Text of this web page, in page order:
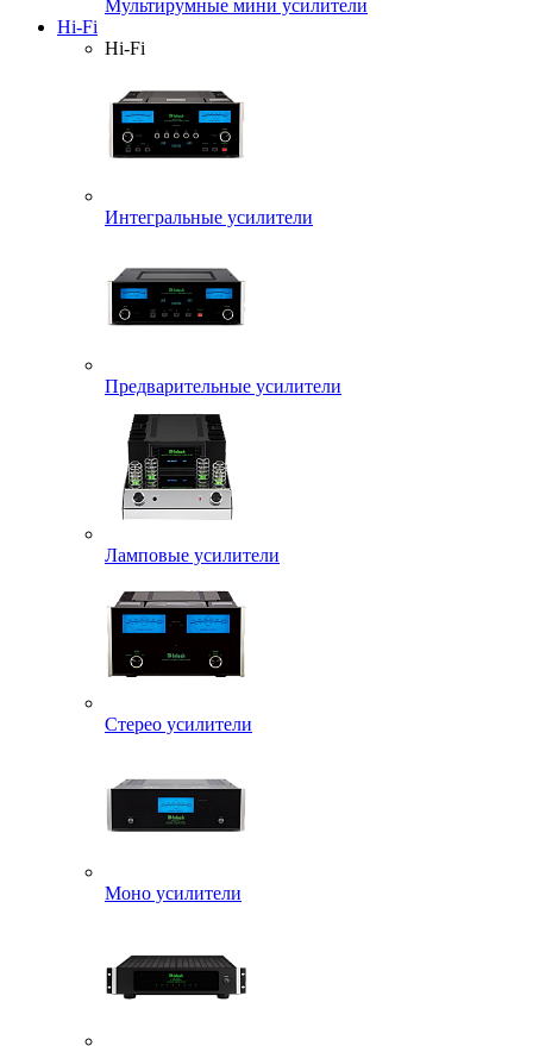
Мультирумные мини усилители
Hi-Fi
Hi-Fi
Интегральные усилители
Предварительные усилители
Ламповые усилители
Стерео усилители
Моно усилители